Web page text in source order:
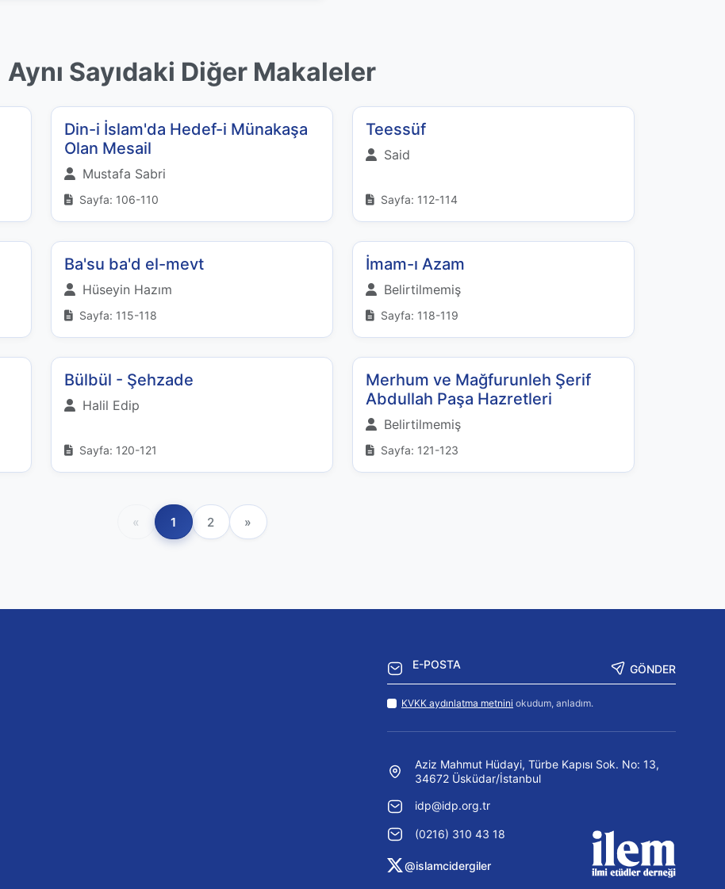
Aynı Sayıdaki Diğer Makaleler
Din-i İslam'da Hedef-i Münakaşa
Olan Mesail
Mustafa Sabri
Sayfa: 106-110
Teessüf
Said
Sayfa: 112-114
Ba'su ba'd el-mevt
Hüseyin Hazım
Sayfa: 115-118
İmam-ı Azam
Belirtilmemiş
Sayfa: 118-119
Bülbül - Şehzade
Halil Edip
Sayfa: 120-121
Merhum ve Mağfurunleh Şerif
Abdullah Paşa Hazretleri
Belirtilmemiş
Sayfa: 121-123
« 1 2 »
GÖNDER
KVKK aydınlatma metnini okudum, anladım.
Aziz Mahmut Hüdayi, Türbe Kapısı Sok. No: 13,
34672 Üsküdar/İstanbul
idp@idp.org.tr
(0216) 310 43 18
@islamcidergiler